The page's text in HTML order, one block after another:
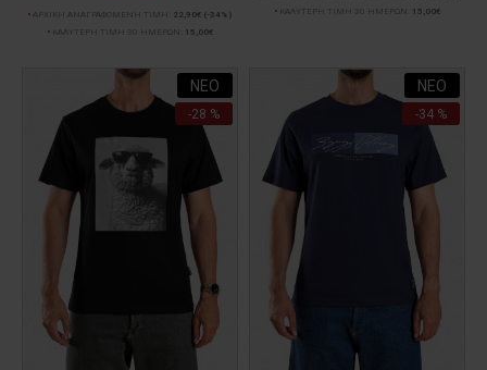
ΑΡΧΙΚΗ ΑΝΑΓΡΑΦΟΜΕΝΗ ΤΙΜΗ: 22,90€ (-34%)
ΚΑΛΥΤΕΡΗ ΤΙΜΗ 30 ΗΜΕΡΩΝ:
15,00€
ΚΑΛΥΤΕΡΗ ΤΙΜΗ 30 ΗΜΕΡΩΝ:
15,00€
ΝΕΟ
-28 %
ΝΕΟ
-34 %